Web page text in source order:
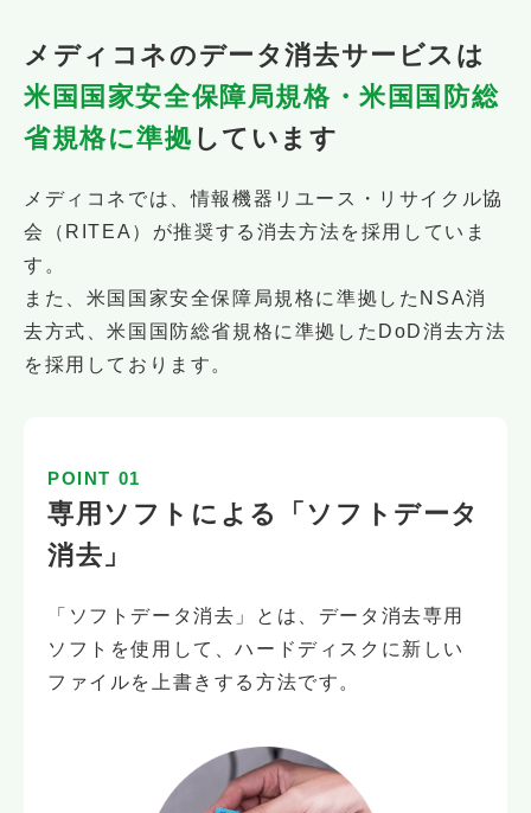
メディコネのデータ消去サービスは
米国国家安全保障局規格・米国国防総
省規格に準拠 しています
メディコネでは、情報機器リユース・リサイクル協
会（RITEA）が推奨する消去方法を採用していま
す。
また、米国国家安全保障局規格に準拠したNSA消
去方式、米国国防総省規格に準拠したDoD消去方法
を採用しております。
POINT 01
専用ソフトによる「ソフトデータ
消去」
「ソフトデータ消去」とは、データ消去専用
ソフトを使用して、ハードディスクに新しい
ファイルを上書きする方法です。